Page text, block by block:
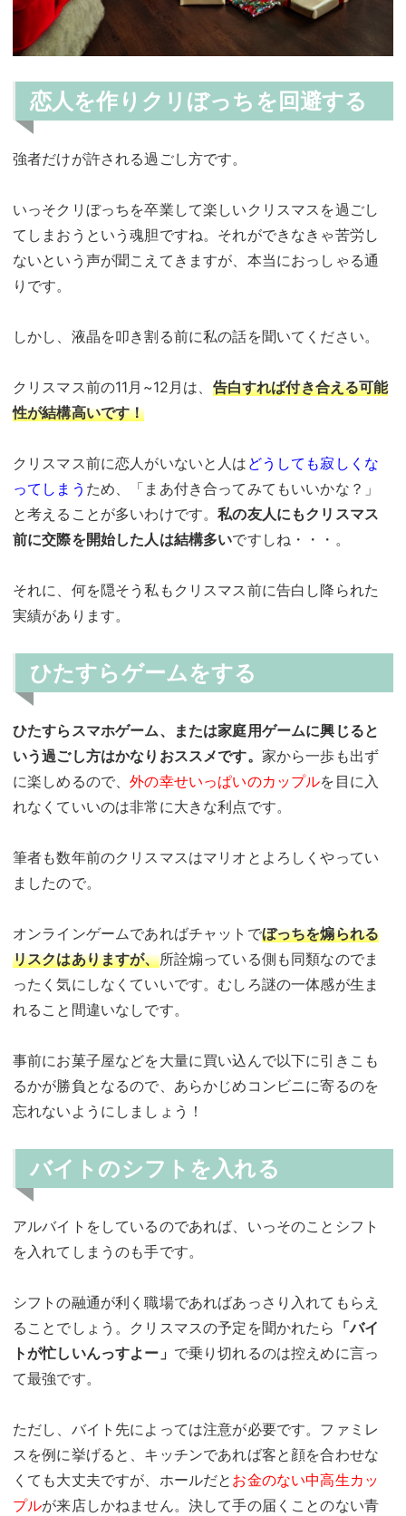
恋人を作りクリぼっちを回避する
強者だけが許される過ごし方です。
いっそクリぼっちを卒業して楽しいクリスマスを過ごし
てしまおうという魂胆ですね。それができなきゃ苦労し
ないという声が聞こえてきますが、本当におっしゃる通
りです。
しかし、液晶を叩き割る前に私の話を聞いてください。
クリスマス前の11月~12月は、 告白すれば付き合える可能
性が結構高いです！
クリスマス前に恋人がいないと人は どうしても寂しくな
ってしまう ため、「まあ付き合ってみてもいいかな？」
と考えることが多いわけです。私の友人にもクリスマス
前に交際を開始した人は結構多いですしね・・・。
それに、何を隠そう私もクリスマス前に告白し降られた
実績があります。
ひたすらゲームをする
ひたすらスマホゲーム、または家庭用ゲームに興じると
いう過ごし方はかなりおススメです。 家から一歩も出ず
に楽しめるので、外の幸せいっぱいのカップルを目に入
れなくていいのは非常に大きな利点です。
筆者も数年前のクリスマスはマリオとよろしくやってい
ましたので。
オンラインゲームであればチャットでぼっちを煽られる
リスクはありますが、所詮煽っている側も同類なのでま
ったく気にしなくていいです。むしろ謎の一体感が生ま
れること間違いなしです。
事前にお菓子屋などを大量に買い込んで以下に引きこも
るかが勝負となるので、あらかじめコンビニに寄るのを
忘れないようにしましょう！
バイトのシフトを入れる
アルバイトをしているのであれば、いっそのことシフト
を入れてしまうのも手です。
シフトの融通が利く職場であればあっさり入れてもらえ
ることでしょう。クリスマスの予定を聞かれたら 「バイ
トが忙しいんっすよー」 で乗り切れるのは控えめに言っ
て最強です。
ただし、バイト先によっては注意が必要です。ファミレ
スを例に挙げると、キッチンであれば客と顔を合わせな
くても大丈夫ですが、ホールだと お金のない中高生カッ
プルが来店しかねません。決して手の届くことのない青